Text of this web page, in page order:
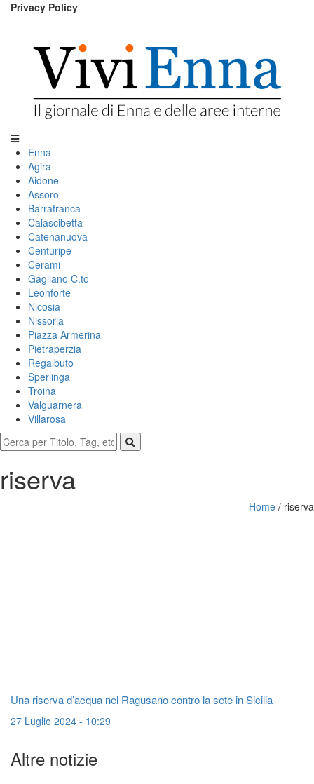
Privacy Policy
Enna
Agira
Aidone
Assoro
Barrafranca
Calascibetta
Catenanuova
Centuripe
Cerami
Gagliano C.to
Leonforte
Nicosia
Nissoria
Piazza Armerina
Pietraperzia
Regalbuto
Sperlinga
Troina
Valguarnera
Villarosa
riserva
Home / riserva
Una riserva d’acqua nel Ragusano contro la sete in Sicilia
27 Luglio 2024 - 10:29
Altre notizie